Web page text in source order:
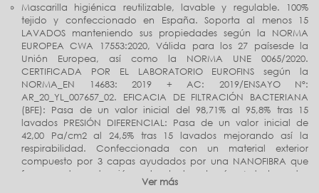
Mascarilla higiénica reutilizable, lavable y regulable. 100%
tejido y confeccionado en España. Soporta al menos 15
LAVADOS manteniendo sus propiedades según la NORMA
EUROPEA CWA 17553:2020, Válida para los 27 paísesde la
Unión Europea, así como la NORMA UNE 0065/2020.
CERTIFICADA POR EL LABORATORIO EUROFINS según la
NORMA_EN 14683: 2019 + AC: 2019/ENSAYO Nº:
AR_20_YL_007657_02. EFICACIA DE FILTRACIÓN BACTERIANA
(BFE): Pasa de un valor inicial del 98,71% al 95,8% tras 15
lavados PRESIÓN DIFERENCIAL: Pasa de un valor inicial de
42,00 Pa/cm2 al 24,5% tras 15 lavados mejorando así la
respirabilidad. Confeccionada con un material exterior
compuesto por 3 capas ayudados por una NANOFIBRA que
favorece tu protección y la de los demás. A todas estas
propiedades se le añade un diseño ergonómico que se
Ver más